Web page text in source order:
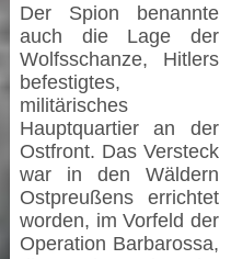
Der Spion benannte
auch die Lage der
Wolfsschanze, Hitlers
befestigtes,
militärisches
Hauptquartier an der
Ostfront. Das Versteck
war in den Wäldern
Ostpreußens errichtet
worden, im Vorfeld der
Operation Barbarossa,